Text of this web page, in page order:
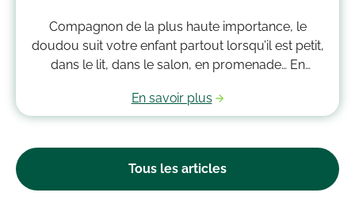
Tous les articles
Compagnon de la plus haute importance, le
doudou suit votre enfant partout lorsqu’il est petit,
dans le lit, dans le salon, en promenade… En
essentielle dans son cœur. Alors après avoir
accumulé une quantité de poussière, d’acariens et
passer à la machine. Mais comment laver un
En savoir plus